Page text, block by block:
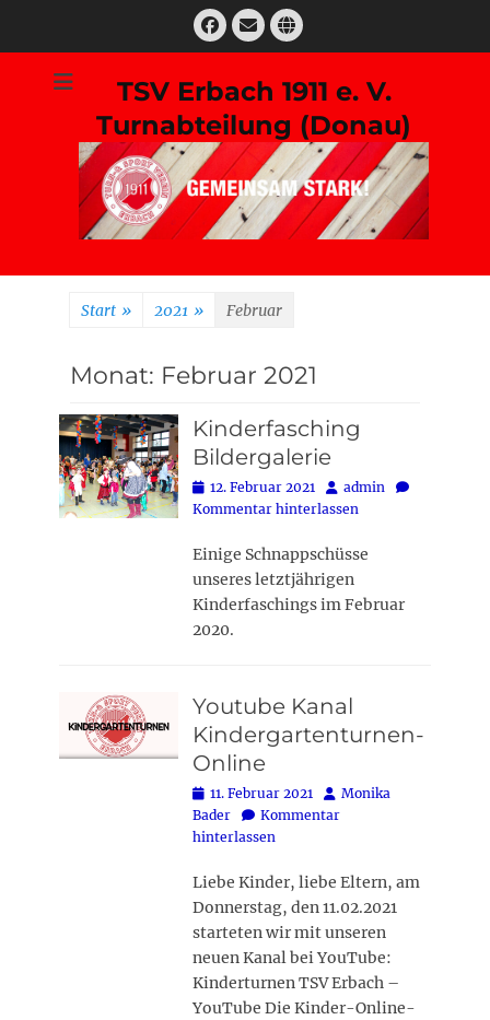
Facebook
E-
Mail
Website
TSV Erbach 1911 e. V.
Turnabteilung (Donau)
Start » 2021 » Februar
Monat: Februar 2021
Kinderfasching
Bildergalerie
Posted
on
12. Februar 2021 Autoradmin
Kommentar hinterlassen
Einige Schnappschüsse
unseres letztjährigen
Kinderfaschings im Februar
2020.
Youtube Kanal
Kindergartenturnen-
Online
Posted
on
11. Februar 2021 AutorMonika
Bader
Kommentar
hinterlassen
Liebe Kinder, liebe Eltern, am
Donnerstag, den 11.02.2021
starteten wir mit unseren
neuen Kanal bei YouTube:
Kinderturnen TSV Erbach –
YouTube Die Kinder-Online-